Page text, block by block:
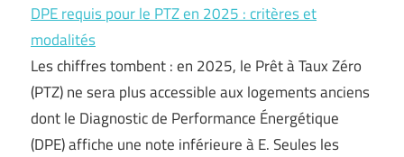
DPE requis pour le PTZ en 2025 : critères et
modalités
Les chiffres tombent : en 2025, le Prêt à Taux Zéro
(PTZ) ne sera plus accessible aux logements anciens
dont le Diagnostic de Performance Énergétique
(DPE) affiche une note inférieure à E. Seules les